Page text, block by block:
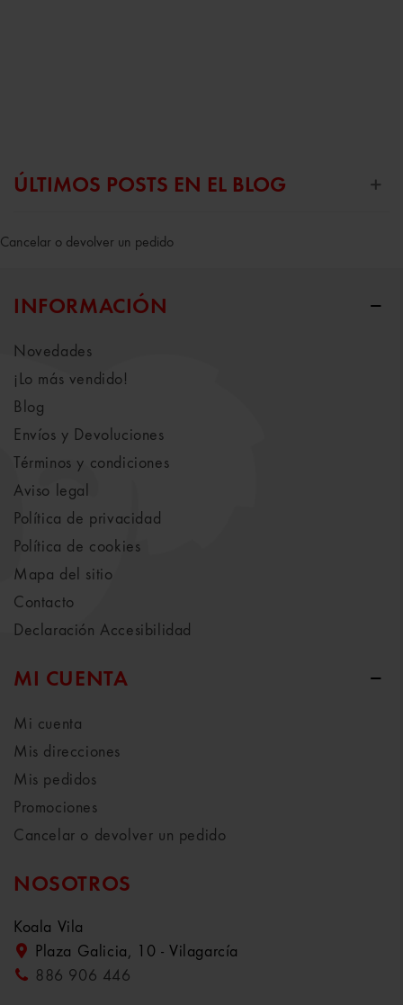
ÚLTIMOS POSTS EN EL BLOG
Cancelar o devolver un pedido
INFORMACIÓN
Novedades
¡Lo más vendido!
Blog
Envíos y Devoluciones
Términos y condiciones
Aviso legal
Política de privacidad
Política de cookies
Mapa del sitio
Contacto
Declaración Accesibilidad
MI CUENTA
Mi cuenta
Mis direcciones
Mis pedidos
Promociones
Cancelar o devolver un pedido
NOSOTROS
Koala Vila
Plaza Galicia, 10 - Vilagarcía
886 906 446